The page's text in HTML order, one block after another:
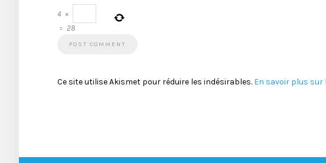
4 ×
= 28
Ce site utilise Akismet pour réduire les indésirables. En savoir plus